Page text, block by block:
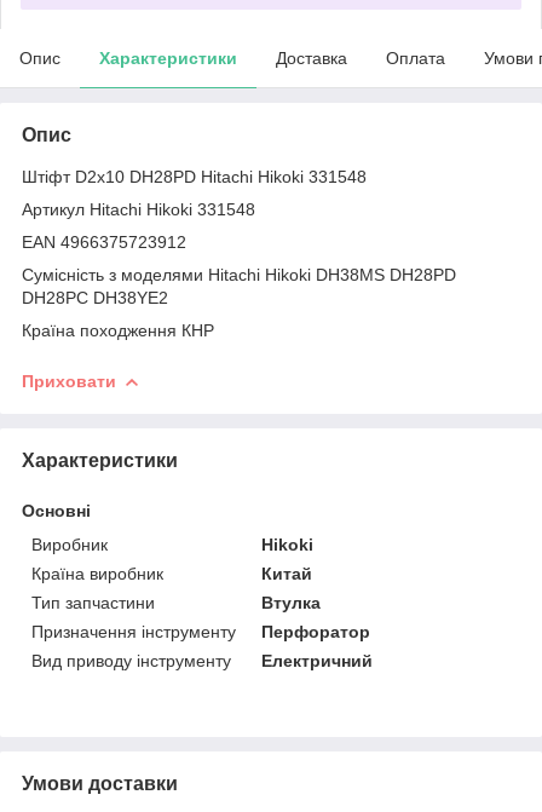
Опис Характеристики Доставка Оплата Умови
Опис
Штіфт D2х10 DH28PD Hitachi Hikoki 331548
Артикул Hitachi Hikoki 331548
EAN 4966375723912
Сумісність з моделями Hitachi Hikoki DH38MS DH28PD
DH28PC DH38YE2
Країна походження КНР
Приховати
Характеристики
Основні
Виробник
Hikoki
Країна виробник
Китай
Тип запчастини
Втулка
Призначення інструменту
Перфоратор
Вид приводу інструменту
Електричний
Умови доставки